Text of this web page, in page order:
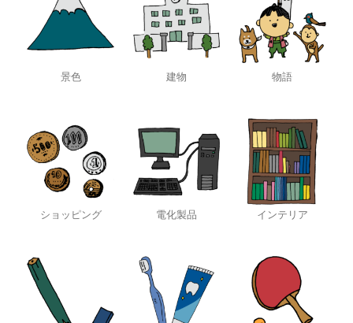
景色 建物 物語
ショッピング 電化製品 インテリア